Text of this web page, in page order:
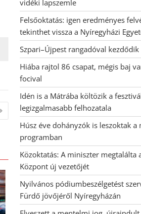
vidéki lapszemle
Felsőoktatás: igen eredményes
tekinthet vissza a Nyíregyházi
Szpari–Újpest rangadóval kezdődik
Hiába rajtol 86 csapat, mégis baj
focival
Idén is a Mátrába költözik a
legizgalmasabb felhozatala
Húsz éve dohányzók is leszoktak
programban
Közoktatás: A miniszter megtalálta
Központ új vezetőjét
Nyilvános pódiumbeszélgetést
Fürdő jövőjéről Nyíregyházán